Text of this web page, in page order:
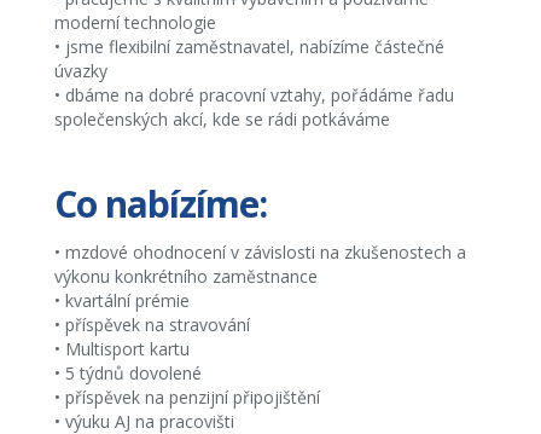
moderní technologie
• jsme flexibilní zaměstnavatel, nabízíme částečné
úvazky
• dbáme na dobré pracovní vztahy, pořádáme řadu
společenských akcí, kde se rádi potkáváme
Co nabízíme:
• mzdové ohodnocení v závislosti na zkušenostech a
výkonu konkrétního zaměstnance
• kvartální prémie
• příspěvek na stravování
• Multisport kartu
• 5 týdnů dovolené
• příspěvek na penzijní připojištění
• výuku AJ na pracovišti